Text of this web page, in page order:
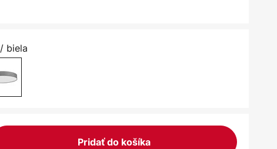
biela
Pridať do košíka